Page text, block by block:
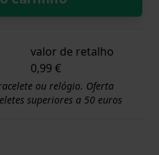
valor de retalho
0,99 €
ou relógio. Oferta
superiores a 50 euros